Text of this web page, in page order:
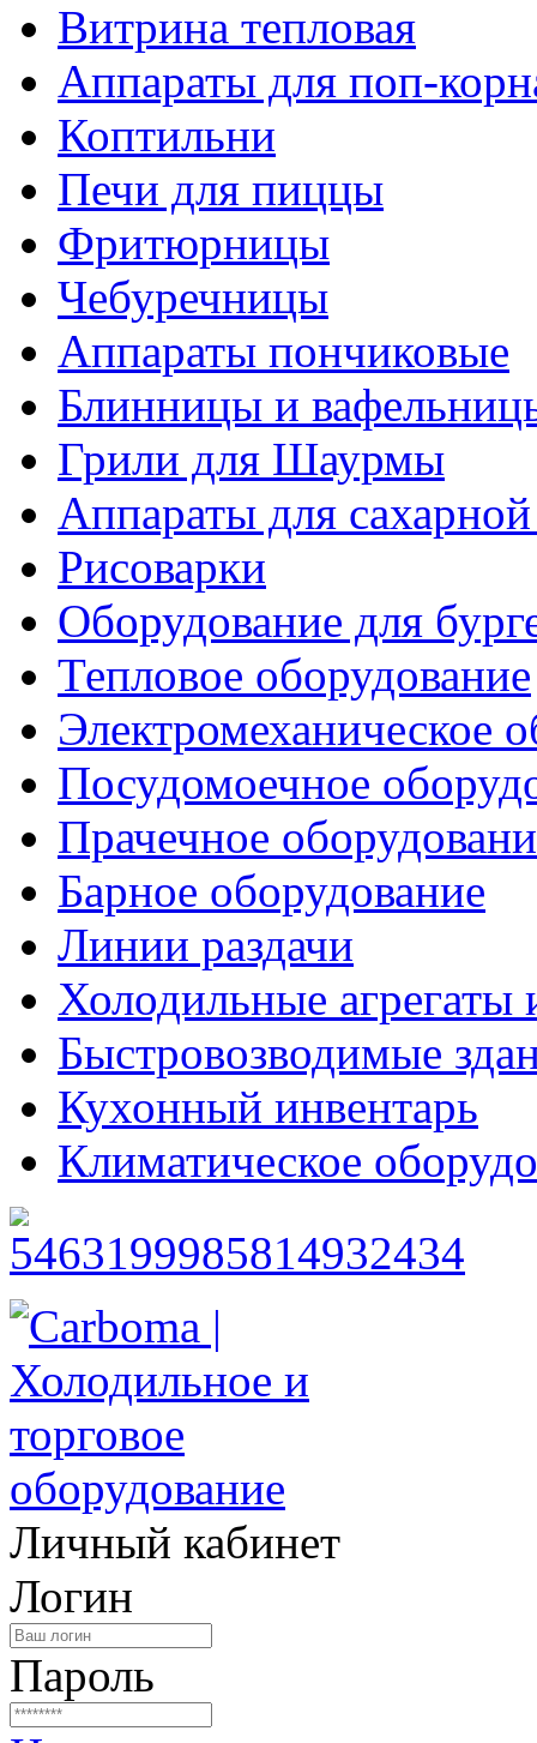
Витрина тепловая
Аппараты для поп-
Коптильни
Печи для пиццы
Фритюрницы
Чебуречницы
Аппараты пончиковые
Блинницы и
Грили для Шаурмы
Аппараты для
Рисоварки
Оборудование для
Тепловое оборудование
Электромеханическое
Посудомоечное
Прачечное
Барное оборудование
Линии раздачи
Холодильные агрегаты
Быстровозводимые
Кухонный инвентарь
Климатическое
Личный кабинет
Логин
Пароль